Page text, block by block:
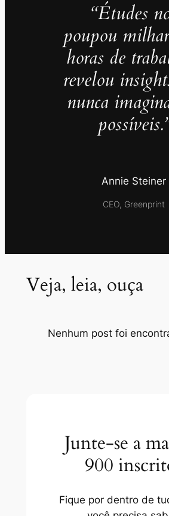
“Études
poupou
horas de
revelou
nunca
Annie Steiner
CEO, Greenprint
Veja, leia, ouça
Nenhum post foi
Junte-se a
900
Fique por dentro de